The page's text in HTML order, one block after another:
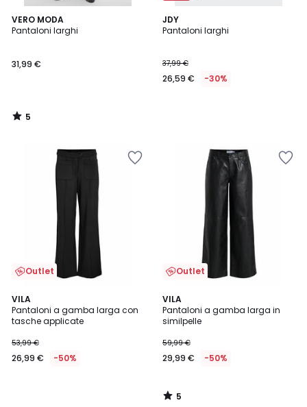
VERO MODA
Pantaloni larghi
31,99 €
5
/
5
/
JDY
Pantaloni larghi
37,99 €
26,59 € -30%
Outlet
VILA
Pantaloni a gamba larga con
tasche applicate
53,99 €
26,99 € -50%
Outlet
VILA
Pantaloni a gamba larga in
similpelle
59,99 €
29,99 € -50%
5
/
5
5
/